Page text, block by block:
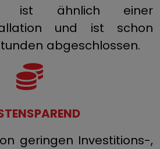
ist ähnlich einer
und ist schon
abgeschlossen.
geringen Investitions-,